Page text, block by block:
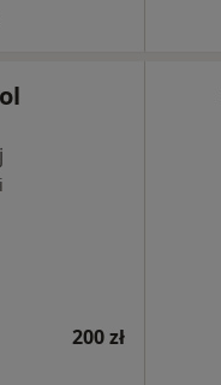
200 zł